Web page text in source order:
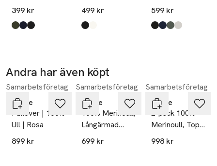
Navy
399 kr
Produkten finns i färgerna:
green,
navy,
black,
| Natur
499 kr
Produkten finns i färgerna:
black
nude
100% Merinoull
599 kr
Produkten finns i
black,
navy,
green,
nude,
Andra har även köpt
Hoppa över bildspelet
Samarbetsföretag
Dovre
Pullover | 100%
Ull | Rosa
899 kr
Samarbetsföretag
Dovre
100% Merinoull,
Långärmad
Tröja Med
699 kr
Samarbetsföretag
Dovre
2-pack 100%
Merinoull, Topp
Med Breda
998 kr